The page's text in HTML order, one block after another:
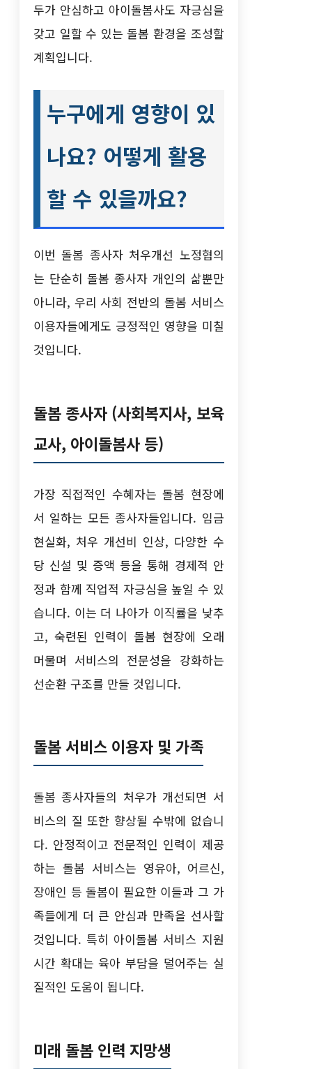
두가 안심하고 아이돌봄사도 자긍심을
갖고 일할 수 있는 돌봄 환경을 조성할
계획입니다.
누구에게 영향이 있
나요? 어떻게 활용
할 수 있을까요?
이번 돌봄 종사자 처우개선 노정협의
는 단순히 돌봄 종사자 개인의 삶뿐만
아니라, 우리 사회 전반의 돌봄 서비스
이용자들에게도 긍정적인 영향을 미칠
것입니다.
돌봄 종사자 (사회복지사, 보육
교사, 아이돌봄사 등)
가장 직접적인 수혜자는 돌봄 현장에
서 일하는 모든 종사자들입니다. 임금
현실화, 처우 개선비 인상, 다양한 수
당 신설 및 증액 등을 통해 경제적 안
정과 함께 직업적 자긍심을 높일 수 있
습니다. 이는 더 나아가 이직률을 낮추
고, 숙련된 인력이 돌봄 현장에 오래
머물며 서비스의 전문성을 강화하는
선순환 구조를 만들 것입니다.
돌봄 서비스 이용자 및 가족
돌봄 종사자들의 처우가 개선되면 서
비스의 질 또한 향상될 수밖에 없습니
다. 안정적이고 전문적인 인력이 제공
하는 돌봄 서비스는 영유아, 어르신,
장애인 등 돌봄이 필요한 이들과 그 가
족들에게 더 큰 안심과 만족을 선사할
것입니다. 특히 아이돌봄 서비스 지원
시간 확대는 육아 부담을 덜어주는 실
질적인 도움이 됩니다.
미래 돌봄 인력 지망생